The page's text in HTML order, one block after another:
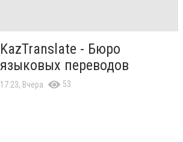
KazTranslate - Бюро
языковых переводов
17:23, Вчера 53